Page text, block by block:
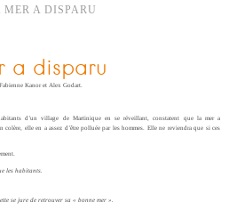
A DISPARU
a disparu
Kanor et Alex Godart.
d’un village de Martinique en se réveillant, constatent que la mer a
elle en a assez d’être polluée par les hommes. Elle ne reviendra que si ces
les habitants.
se jure de retrouver sa « bonne mer ».